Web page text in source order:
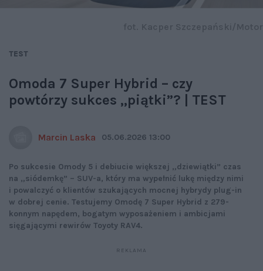
TEST
Omoda 7 Super Hybrid – czy
powtórzy sukces „piątki”? | TEST
Marcin Laska 05.06.2026 13:00
Po sukcesie Omody 5 i debiucie większej „dziewiątki” czas
na „siódemkę” – SUV-a, który ma wypełnić lukę między nimi
i powalczyć o klientów szukających mocnej hybrydy plug-in
w dobrej cenie. Testujemy Omodę 7 Super Hybrid z 279-
konnym napędem, bogatym wyposażeniem i ambicjami
sięgającymi rewirów Toyoty RAV4.